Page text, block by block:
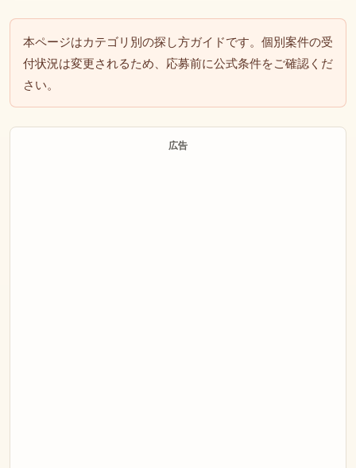
本ページはカテゴリ別の探し方ガイドです。個別案件の受
付状況は変更されるため、応募前に公式条件をご確認くだ
さい。
広告